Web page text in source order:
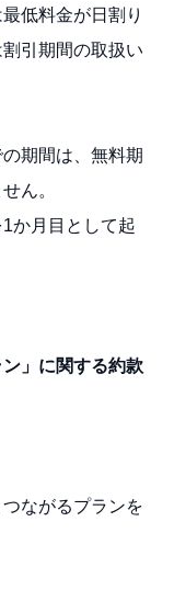
低料金が日割り
引期間の取扱い
期間は、無料期
ん。
か月目として起
」に関する約款
ながるプランを